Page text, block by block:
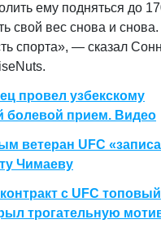
ему подняться до
свой вес снова и
спорта», — сказал
провел узбекскому
болевой прием. Видео
ветеран UFC
Чимаеву
с UFC топовый
трогательную